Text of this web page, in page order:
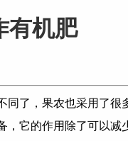
有机肥
了，果农也采用了很
，它的作用除了可以减